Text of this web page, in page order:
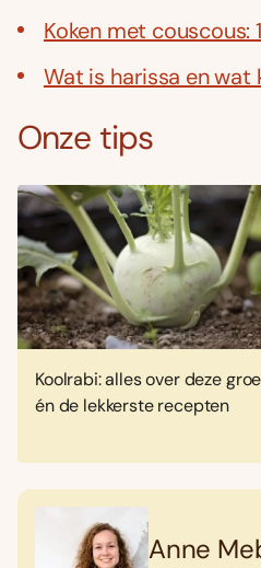
Koken met couscous:
Wat is harissa en wat
Onze tips
Koolrabi: alles over deze
én de lekkerste recepten
Anne